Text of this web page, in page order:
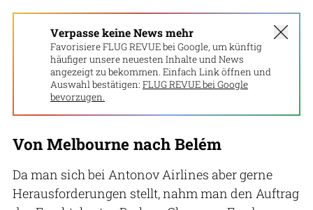
Verpasse keine News mehr
Favorisiere FLUG REVUE bei Google, um künftig
häufiger unsere neuesten Inhalte und News
angezeigt zu bekommen. Einfach Link öffnen und
Auswahl bestätigen: FLUG REVUE bei Google
bevorzugen.
Von Melbourne nach Belém
Da man sich bei Antonov Airlines aber gerne
Herausforderungen stellt, nahm man den Auftrag